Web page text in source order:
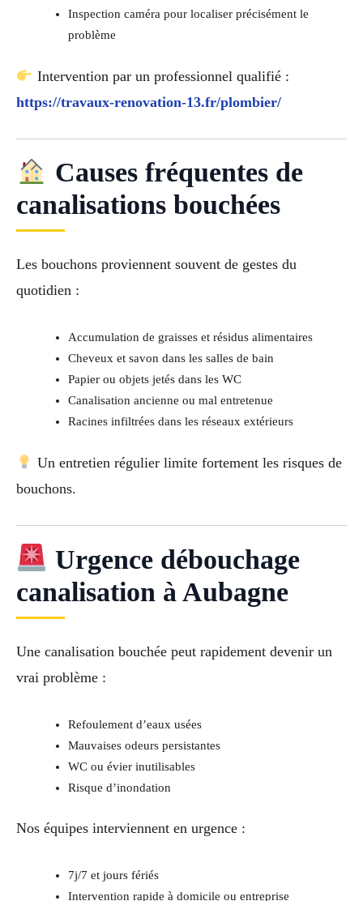
Inspection caméra pour localiser précisément le
problème
Intervention par un professionnel qualifié :
https://travaux-renovation-13.fr/plombier/
Causes fréquentes de
canalisations bouchées
Les bouchons proviennent souvent de gestes du
quotidien :
Accumulation de graisses et résidus alimentaires
Cheveux et savon dans les salles de bain
Papier ou objets jetés dans les WC
Canalisation ancienne ou mal entretenue
Racines infiltrées dans les réseaux extérieurs
Un entretien régulier limite fortement les risques de
bouchons.
Urgence débouchage
canalisation à Aubagne
Une canalisation bouchée peut rapidement devenir un
vrai problème :
Refoulement d’eaux usées
Mauvaises odeurs persistantes
WC ou évier inutilisables
Risque d’inondation
Nos équipes interviennent en urgence :
7j/7 et jours fériés
Intervention rapide à domicile ou entreprise